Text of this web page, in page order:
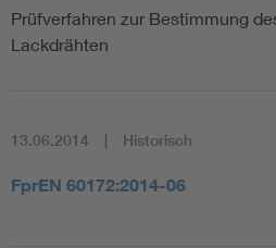
Prüfverfahren zur Bestimmung
Lackdrähten
13.06.2014 Historisch
FprEN 60172:2014-06